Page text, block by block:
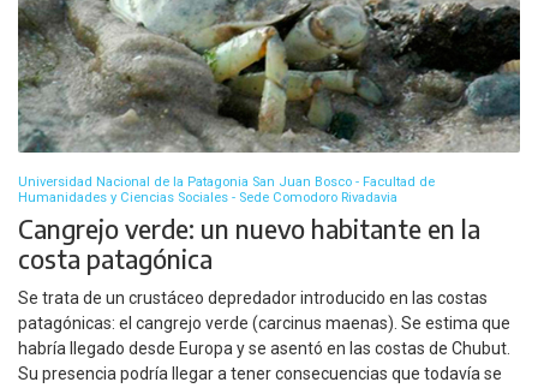
Universidad Nacional de la Patagonia San Juan Bosco - Facultad de
Humanidades y Ciencias Sociales - Sede Comodoro Rivadavia
Cangrejo verde: un nuevo habitante en la
costa patagónica
Se trata de un crustáceo depredador introducido en las costas
patagónicas: el cangrejo verde (carcinus maenas). Se estima que
habría llegado desde Europa y se asentó en las costas de Chubut.
Su presencia podría llegar a tener consecuencias que todavía se